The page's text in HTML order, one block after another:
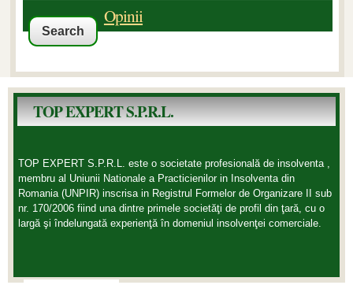
Opinii
TOP EXPERT S.P.R.L.
TOP EXPERT S.P.R.L. este o societate profesională de insolventa ,
membru al Uniunii Nationale a Practicienilor in Insolventa din
Romania (UNPIR) inscrisa in Registrul Formelor de Organizare II sub
nr. 170/2006 fiind una dintre primele societăţi de profil din ţară, cu o
largă şi îndelungată experienţă în domeniul insolvenţei comerciale.